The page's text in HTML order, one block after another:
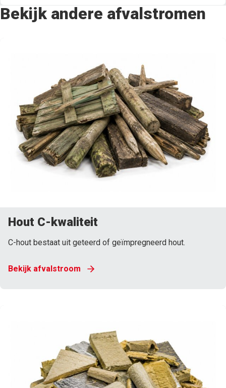
Bekijk andere afvalstromen
Hout C-kwaliteit
C-hout bestaat uit geteerd of geïmpregneerd hout.
Bekijk afvalstroom